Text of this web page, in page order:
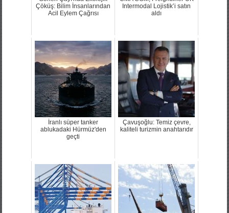
Gönen Çayı'nda Ekolojik
Çöküş: Bilim İnsanlarından
Acil Eylem Çağrısı
CMA CGM, Freightliner UK
Intermodal Lojistik’i satın
İranlı süper tanker
ablukadaki Hürmüz'den
geçti
Çavuşoğlu: Temiz çevre,